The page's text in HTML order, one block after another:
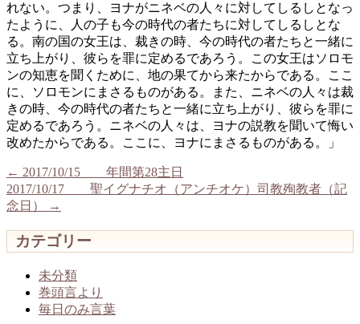
れない。つまり、ヨナがニネベの人々に対してしるしとなっ
たように、人の子も今の時代の者たちに対してしるしとな
る。南の国の女王は、裁きの時、今の時代の者たちと一緒に
立ち上がり、彼らを罪に定めるであろう。この女王はソロモ
ンの知恵を聞くために、地の果てから来たからである。ここ
に、ソロモンにまさるものがある。また、ニネベの人々は裁
きの時、今の時代の者たちと一緒に立ち上がり、彼らを罪に
定めるであろう。ニネベの人々は、ヨナの説教を聞いて悔い
改めたからである。ここに、ヨナにまさるものがある。」
← 2017/10/15 年間第28主日
2017/10/17 聖イグナチオ（アンチオケ）司教殉教者（記
念日）
→
カテゴリー
未分類
巻頭言より
毎日のみ言葉